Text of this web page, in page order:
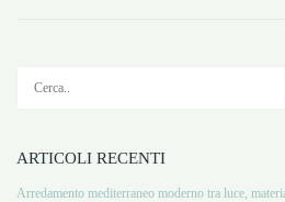
ARTICOLI RECENTI
Arredamento mediterraneo moderno tra luce,